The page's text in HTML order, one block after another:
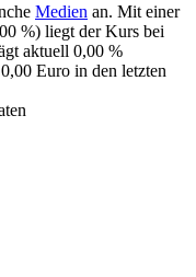
Medien an. Mit einer
%) liegt der Kurs bei
aktuell 0,00 %
0,00 Euro in den letzten